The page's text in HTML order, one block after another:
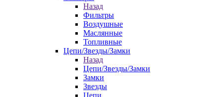
Назад
Фильтры
Воздушные
Маслянные
Топливные
Цепи/Звезды/Замки
Назад
Цепи/Звезды/Замки
Замки
Звезды
Цепи